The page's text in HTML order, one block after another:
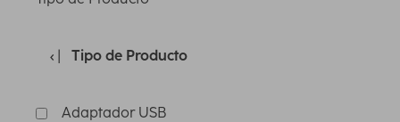
Tipo de Producto
Adaptador USB